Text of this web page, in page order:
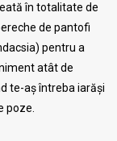
în totalitate de
de pantofi
pentru a
atât de
te-aș întreba iarăși
poze.